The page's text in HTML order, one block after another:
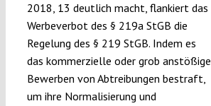
2018, 13 deutlich macht, flankiert das
Werbeverbot des § 219a StGB die
Regelung des § 219 StGB. Indem es
das kommerzielle oder grob anstößige
Bewerben von Abtreibungen bestraft,
um ihre Normalisierung und